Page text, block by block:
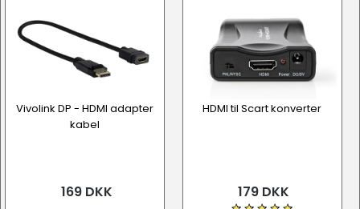
Vivolink DP - HDMI adapter
kabel
169 DKK
HDMI til Scart konverter
179 DKK